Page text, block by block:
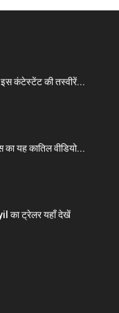
कंटेस्टेंट की तस्वीरें...
का यह कातिल वीडियो...
का ट्रेलर यहाँ देखें